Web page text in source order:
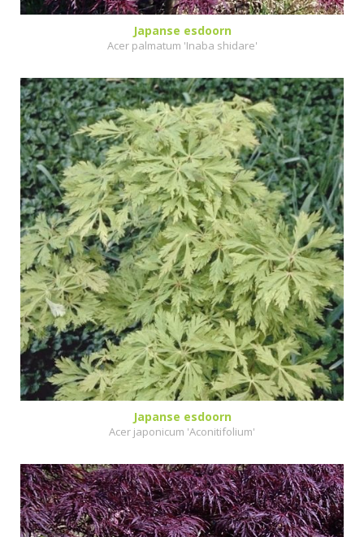
Japanse esdoorn
Acer palmatum 'Inaba shidare'
Japanse esdoorn
Acer japonicum 'Aconitifolium'